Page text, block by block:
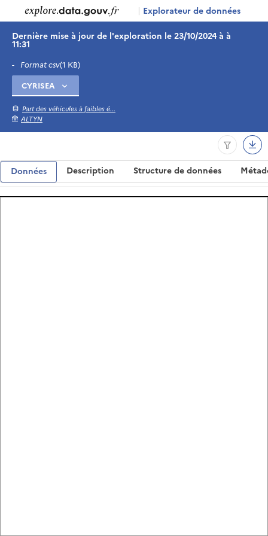
| Explorateur de données
Dernière mise à jour de l'exploration le 23/10/2024 à à
11:31
- Format csv(1 KB)
Part des véhicules à faibles é...
ALTYN
Données Description Structure de données